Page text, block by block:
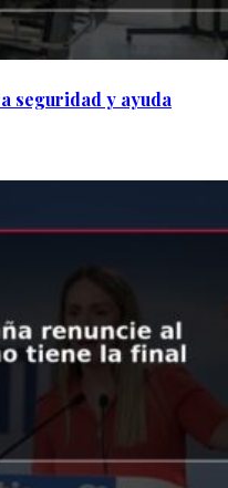
seguridad y ayuda